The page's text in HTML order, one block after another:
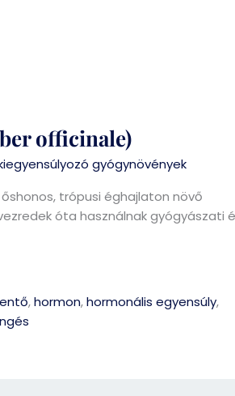
officinale)
gyógynövények
trópusi éghajlaton növő
óta használnak gyógyászati
,hormon,hormonális egyensúly,